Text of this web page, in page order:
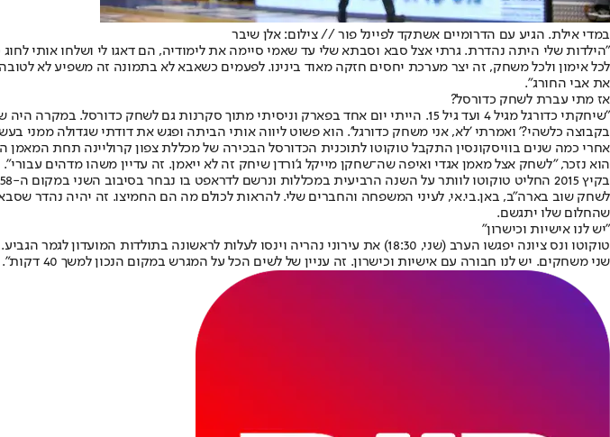
במדי אילת. הגיע עם הדרומיים אשתקד לפיינל פור // צילום: אלן שיבר
"הילדות שלי היתה נהדרת. גרתי אצל סבא וסבתא שלי עד שאמי סיימה את לימודיה, הם דאגו לי ושלחו אותי
את אבי החורג".
אז מתי עברת לשחק כדורסל?
"שיחקתי כדורגל מגיל 4 ועד גיל 15. הייתי יום אחד בפארק וניסיתי מתוך סקרנות גם
בקבוצה כלשהי?' ואמרתי 'לא, אני משחק כדורגל'. הוא פשוט ליווה אותי הביתה ופגש את דודתי שגדולה ממני
אחרי כמה שנים בוויסקונסין התקבל טוקוטו לתוכנית הכדורסל הבכירה של מכללת צפון קרוליינה תחת
הוא נזכר, "לשחק אצל מאמן אגדי ואיפה שה־שחקן מייקל ג'ורדן שיחק זה לא ייאמן. זה עדיין משהו מדהים עבורי".
לשחק שוב בארה"ב, באן.בי.אי, לעיני המשפחה והחברים שלי. להראות לכולם מה הם החמיצו. זה יהיה נהדר
שהחלום שלו יתגשם.
"יש לנו אישיות וכישרון"
טוקוטו ונס ציונה יפגשו הערב (שני, 18:30) את עירוני נהריה וינסו לעלות לראשונה
שני משחקים. יש לנו חבורה עם אישיות וכישרון. זה עניין של לשים הכל על המגרש במקום הנכון למשך 40 דקות".